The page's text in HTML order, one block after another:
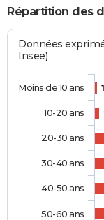
Répartition des
Données
Insee)
1
Moins de 10 ans
10-20 ans
20-30 ans
30-40 ans
40-50 ans
50-60 ans